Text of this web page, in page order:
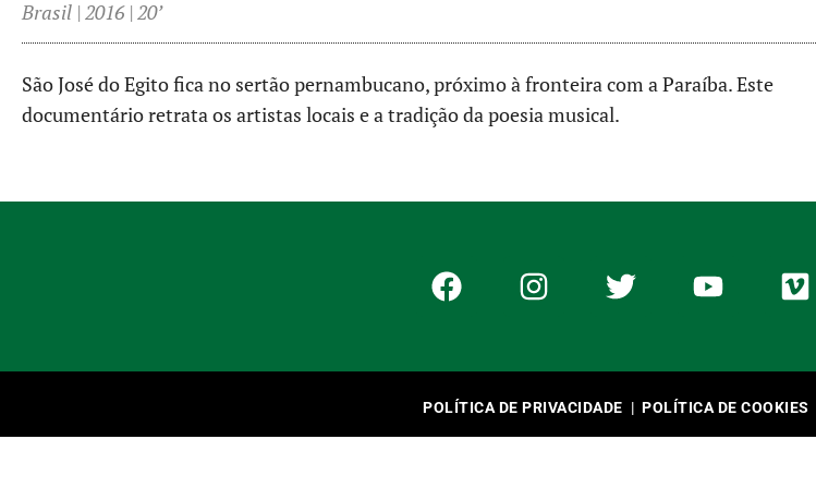
Brasil | 2016 | 20’
São José do Egito fica no sertão pernambucano, próximo à fronteira com a Paraíba. Este
documentário retrata os artistas locais e a tradição da poesia musical.
POLÍTICA DE PRIVACIDADE |POLÍTICA DE COOKIES